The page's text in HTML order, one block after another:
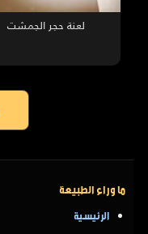
لعنة حجر الجمشت
ما وراء الطبيعة
الرئيسية